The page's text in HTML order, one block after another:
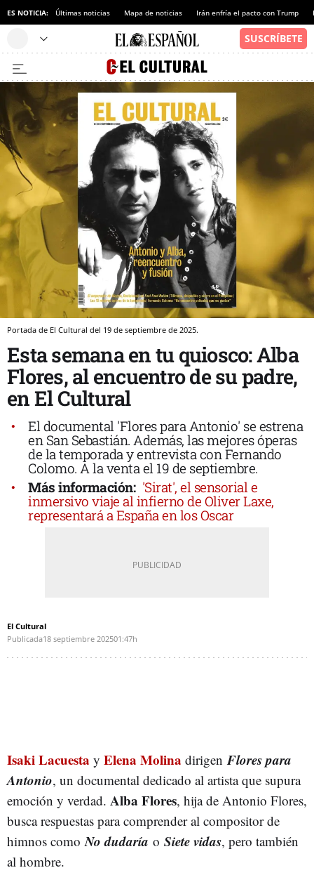
ES NOTICIA: Últimas noticias Mapa de noticias Irán enfría el pacto con Trump
Portada de El Cultural del 19 de septiembre de 2025.
Esta semana en tu quiosco: Alba
Flores, al encuentro de su padre,
en El Cultural
El documental 'Flores para Antonio' se estrena
en San Sebastián. Además, las mejores óperas
de la temporada y entrevista con Fernando
Colomo. A la venta el 19 de septiembre.
Más información: 'Sirat', el sensorial e
inmersivo viaje al infierno de Oliver Laxe,
representará a España en los Oscar
El Cultural
Publicada18 septiembre 202501:47h
Isaki Lacuesta y Elena Molina dirigen Flores para
Antonio, un documental dedicado al artista que supura
emoción y verdad. Alba Flores, hija de Antonio Flores,
busca respuestas para comprender al compositor de
himnos como No dudaría o Siete vidas, pero también
al hombre.